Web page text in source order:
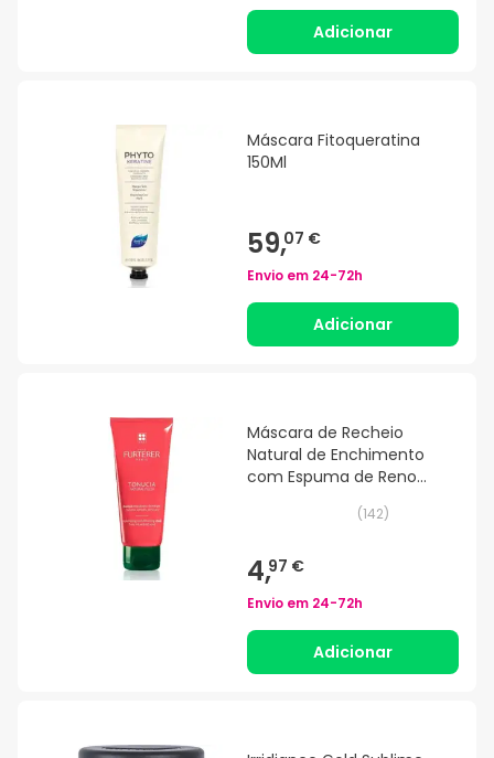
Adicionar
Máscara Fitoqueratina
150Ml
59,07 €
Envio em 24-72h
Adicionar
Máscara de Recheio
Natural de Enchimento
com Espuma de Reno
(142)
4,97 €
Envio em 24-72h
Adicionar